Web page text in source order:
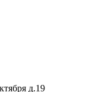
д.19